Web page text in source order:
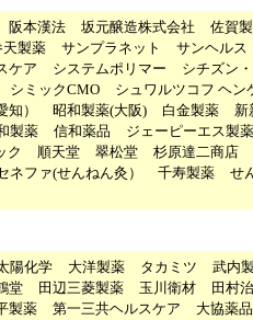
阪本漢法 坂元醸造株式会社
佐賀
天製薬 サンプラネット
サンヘルス
ケア システムポリマー
シチズン
シミックCMO
シュワルツコフ ヘン
知） 昭和製薬(大阪) 白金製薬
新
製薬 信和薬品
ジェーピーエス製薬
ク 順天堂 翠松堂
杉原達二商店
ネファ(せんねん灸） 千寿製薬
せ
陽化学 大洋製薬 タカミツ
武内
堂 田辺三菱製薬 玉川衛材
田村
製薬 第一三共ヘルスケア
大協薬